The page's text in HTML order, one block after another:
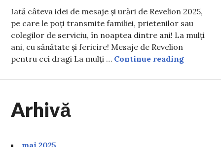
Iată câteva idei de mesaje și urări de Revelion 2025,
pe care le poți transmite familiei, prietenilor sau
colegilor de serviciu, în noaptea dintre ani! La mulți
ani, cu sănătate și fericire! Mesaje de Revelion
pentru cei dragi La mulți … Continue readingMesaje
Arhivă
mai 2025